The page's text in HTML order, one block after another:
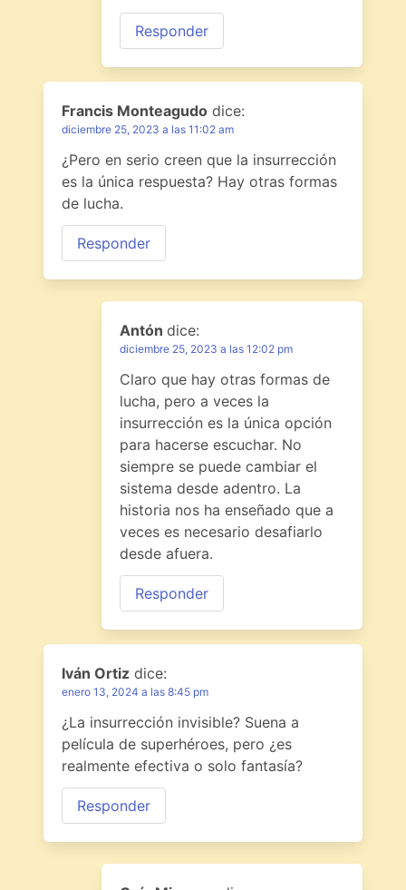
Responder
Francis Monteagudo dice:
diciembre 25, 2023 a las 11:02 am
¿Pero en serio creen que la insurrección
es la única respuesta? Hay otras formas
de lucha.
Responder
Antón dice:
diciembre 25, 2023 a las 12:02 pm
Claro que hay otras formas de
lucha, pero a veces la
insurrección es la única opción
para hacerse escuchar. No
siempre se puede cambiar el
sistema desde adentro. La
historia nos ha enseñado que a
veces es necesario desafiarlo
desde afuera.
Responder
Iván Ortiz dice:
enero 13, 2024 a las 8:45 pm
¿La insurrección invisible? Suena a
película de superhéroes, pero ¿es
realmente efectiva o solo fantasía?
Responder